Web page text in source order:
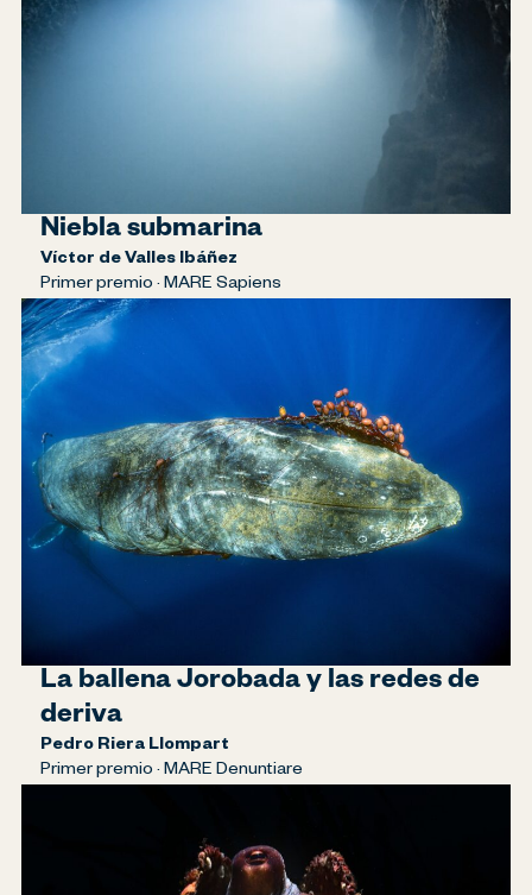
Niebla submarina
Víctor de Valles Ibáñez
Primer premio · MARE Sapiens
La ballena Jorobada y las redes de
deriva
Pedro Riera Llompart
Primer premio · MARE Denuntiare